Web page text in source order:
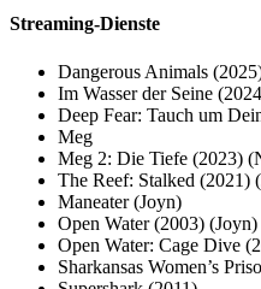
Streaming-Dienste
Dangerous Animals
Im Wasser der Seine
Deep Fear: Tauch um
Meg
Meg 2: Die Tiefe (2023)
The Reef: Stalked (2021)
Maneater (Joyn)
Open Water (2003) (Joyn)
Open Water: Cage Dive
Sharkansas Women’s